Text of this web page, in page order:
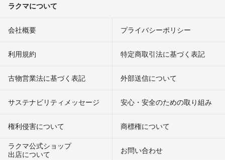
ラクマについて
会社概要 プライバシーポリシー
利用規約 特定商取引法に基づく表記
古物営業法に基づく表記 外部送信について
サステナビリティメッセージ 安心・安全のための取り組み
権利侵害について
商標権について
ラクマ公式ショップ
出店について
お問い合わせ